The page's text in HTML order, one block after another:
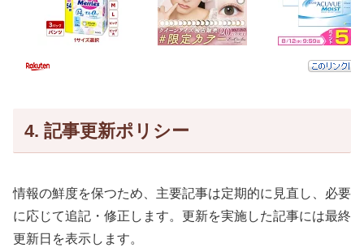
4. 記事更新ポリシー
情報の鮮度を保つため、主要記事は定期的に見直し、必要
に応じて追記・修正します。更新を実施した記事には最終
更新日を表示します。